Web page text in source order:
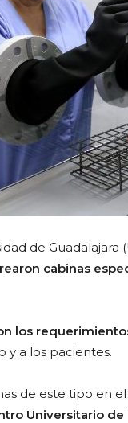
de
cabinas
los
y a los pacientes.
de este tipo en
Universitario de